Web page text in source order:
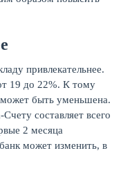
привлекательнее.
19 до 22%. К тому
может быть уменьшена.
составляет всего
2 месяца
может изменить, в